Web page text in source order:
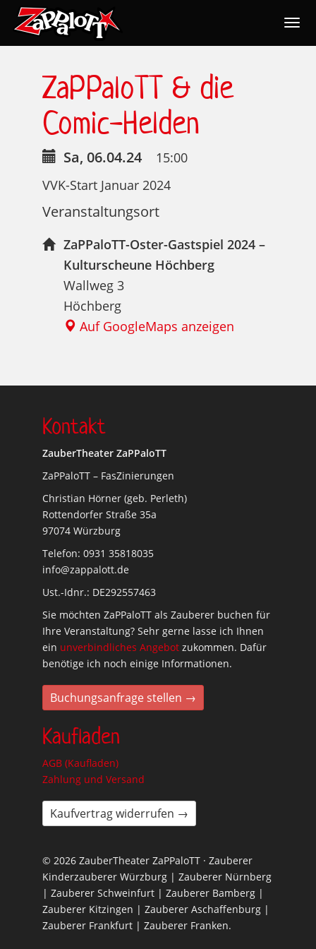
ZaPPaloTT & die
Comic-Helden
Sa, 06.04.24
15:00
VVK-Start Januar 2024
Veranstaltungsort
ZaPPaloTT-Oster-Gastspiel 2024 –
Kulturscheune Höchberg
Wallweg 3
Höchberg
Auf GoogleMaps anzeigen
Kontakt
ZauberTheater ZaPPaloTT
ZaPPaloTT – FasZinierungen
Christian Hörner (geb. Perleth)
Rottendorfer Straße 35a
97074 Würzburg
Telefon: 0931 35818035
info@zappalott.de
Ust.-Idnr.: DE292557463
Sie möchten ZaPPaloTT als Zauberer buchen für
Ihre Veranstaltung? Sehr gerne lasse ich Ihnen
ein unverbindliches Angebot zukommen. Dafür
benötige ich noch einige Informationen.
Buchungsanfrage stellen →
Kaufladen
AGB (Kaufladen)
Zahlung und Versand
Kaufvertrag widerrufen →
© 2026 ZauberTheater ZaPPaloTT · Zauberer
Kinderzauberer Würzburg | Zauberer Nürnberg
| Zauberer Schweinfurt | Zauberer Bamberg |
Zauberer Kitzingen | Zauberer Aschaffenburg |
Zauberer Frankfurt | Zauberer Franken.